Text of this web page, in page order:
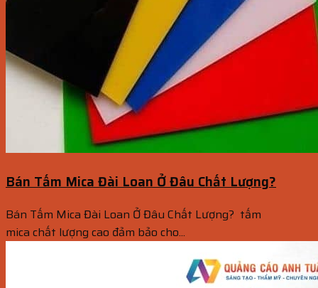
Bán Tấm Mica Đài Loan Ở Đâu Chất Lượng?
Bán Tấm Mica Đài Loan Ở Đâu Chất Lượng? tấm
mica chất lượng cao đảm bảo cho...